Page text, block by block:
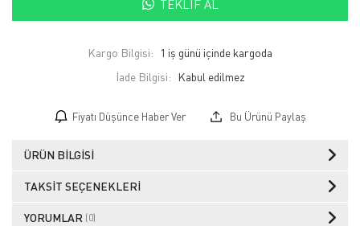
TEKLIF AL
Kargo Bilgisi:
1 iş günü içinde kargoda
İade Bilgisi:
Fiyatı Düşünce Haber Ver Bu Ürünü Paylaş
ÜRÜN BILGISI
TAKSIT SEÇENEKLERI
YORUMLAR (0)